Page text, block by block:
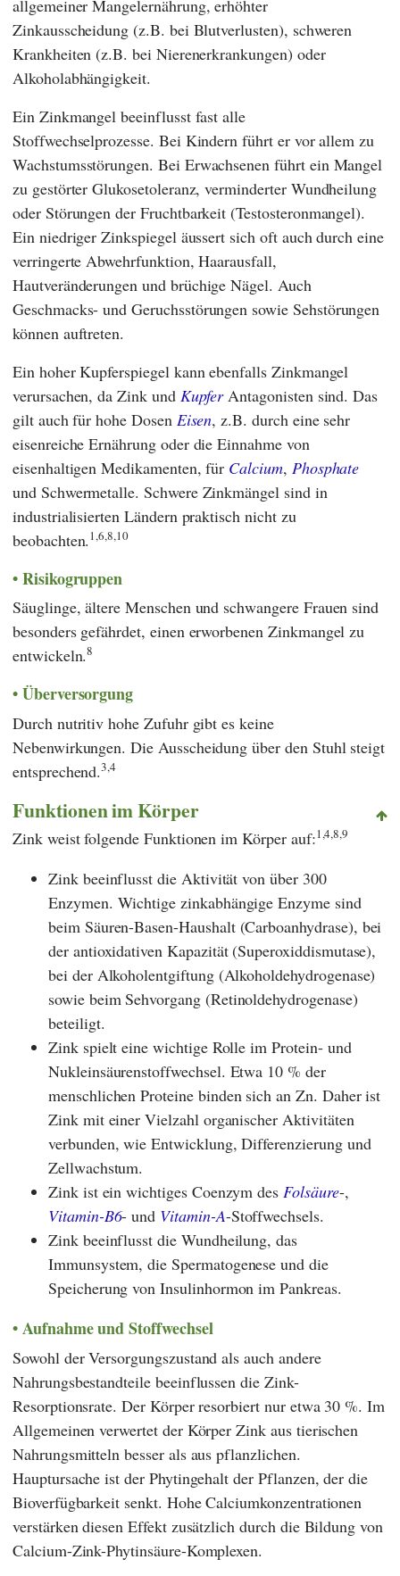
allgemeiner Mangelernährung, erhöhter
Zinkausscheidung (z.B. bei Blutverlusten), schweren
Krankheiten (z.B. bei Nierenerkrankungen) oder
Alkoholabhängigkeit.
Ein Zinkmangel beeinflusst fast alle
Stoffwechselprozesse. Bei Kindern führt er vor allem zu
Wachstumsstörungen. Bei Erwachsenen führt ein Mangel
zu gestörter Glukosetoleranz, verminderter Wundheilung
oder Störungen der Fruchtbarkeit (Testosteronmangel).
Ein niedriger Zinkspiegel äussert sich oft auch durch eine
verringerte Abwehrfunktion, Haarausfall,
Hautveränderungen und brüchige Nägel. Auch
Geschmacks- und Geruchsstörungen sowie Sehstörungen
können auftreten.
Ein hoher Kupferspiegel kann ebenfalls Zinkmangel
verursachen, da Zink und KupferAntagonisten sind. Das
gilt auch für hohe Dosen Eisen, z.B. durch eine sehr
eisenreiche Ernährung oder die Einnahme von
eisenhaltigen Medikamenten, für Calcium, Phosphate
und Schwermetalle. Schwere Zinkmängel sind in
industrialisierten Ländern praktisch nicht zu
beobachten.1,6,8,10
Risikogruppen
Säuglinge, ältere Menschen und schwangere Frauen sind
besonders gefährdet, einen erworbenen Zinkmangel zu
entwickeln.8
Überversorgung
Durch nutritiv hohe Zufuhr gibt es keine
Nebenwirkungen. Die Ausscheidung über den Stuhl steigt
entsprechend.3,4
Funktionen im Körper
Zink weist folgende Funktionen im Körper auf:1,4,8,9
Zink beeinflusst die Aktivität von über 300
Enzymen. Wichtige zinkabhängige Enzyme sind
beim Säuren-Basen-Haushalt (Carboanhydrase), bei
der antioxidativen Kapazität (Superoxiddismutase),
bei der Alkoholentgiftung (Alkoholdehydrogenase)
sowie beim Sehvorgang (Retinoldehydrogenase)
beteiligt.
Zink spielt eine wichtige Rolle im Protein- und
Nukleinsäurenstoffwechsel. Etwa 10 % der
menschlichen Proteine binden sich an Zn. Daher ist
Zink mit einer Vielzahl organischer Aktivitäten
verbunden, wie Entwicklung, Differenzierung und
Zellwachstum.
Zink ist ein wichtiges Coenzym desFolsäure-,
Vitamin-B6- und Vitamin-A-Stoffwechsels.
Zink beeinflusst die Wundheilung, das
Immunsystem, die Spermatogenese und die
Speicherung von Insulinhormon im Pankreas.
Aufnahme und Stoffwechsel
Sowohl der Versorgungszustand als auch andere
Nahrungsbestandteile beeinflussen die Zink-
Resorptionsrate. Der Körper resorbiert nur etwa 30 %. Im
Allgemeinen verwertet der Körper Zink aus tierischen
Nahrungsmitteln besser als aus pflanzlichen.
Hauptursache ist der Phytingehalt der Pflanzen, der die
Bioverfügbarkeit senkt. Hohe Calciumkonzentrationen
verstärken diesen Effekt zusätzlich durch die Bildung von
Calcium-Zink-Phytinsäure-Komplexen.